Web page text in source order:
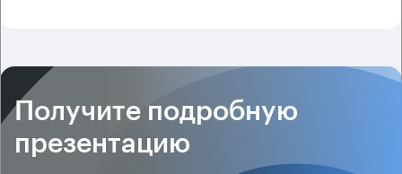
Получите подробную
презентацию